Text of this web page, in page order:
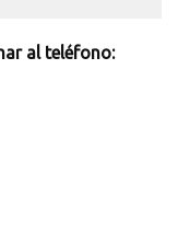
al teléfono: